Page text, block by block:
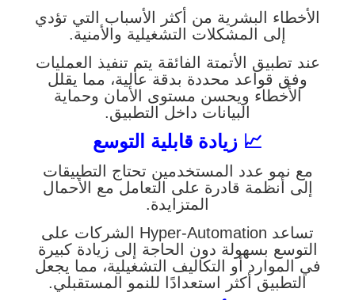
الأخطاء البشرية من أكثر الأسباب التي تؤدي
إلى المشكلات التشغيلية والأمنية.
عند تطبيق الأتمتة الفائقة يتم تنفيذ العمليات
وفق قواعد محددة بدقة عالية، مما يقلل
الأخطاء ويحسن مستوى الأمان وحماية
البيانات داخل التطبيق.
📈 زيادة قابلية التوسع
مع نمو عدد المستخدمين تحتاج التطبيقات
إلى أنظمة قادرة على التعامل مع الأحمال
المتزايدة.
تساعد Hyper-Automation الشركات على
التوسع بسهولة دون الحاجة إلى زيادة كبيرة
في الموارد أو التكاليف التشغيلية، مما يجعل
التطبيق أكثر استعدادًا للنمو المستقبلي.